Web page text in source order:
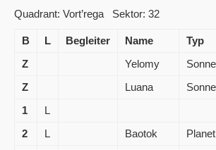
Quadrant: Vort’rega Sektor: 32
B L Begleiter Name Typ
Z
Yelomy Sonne
Z
Luana Sonne
1
L
2
L Baotok Planet